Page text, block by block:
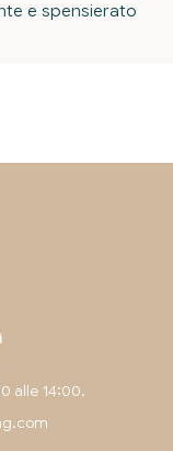
e spensierato
alle 14:00.